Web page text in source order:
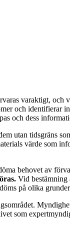
varaktigt, och
och identifierar
och dess
utan tidsgräns
värde som
behovet av
Vid bestämning
på olika
som